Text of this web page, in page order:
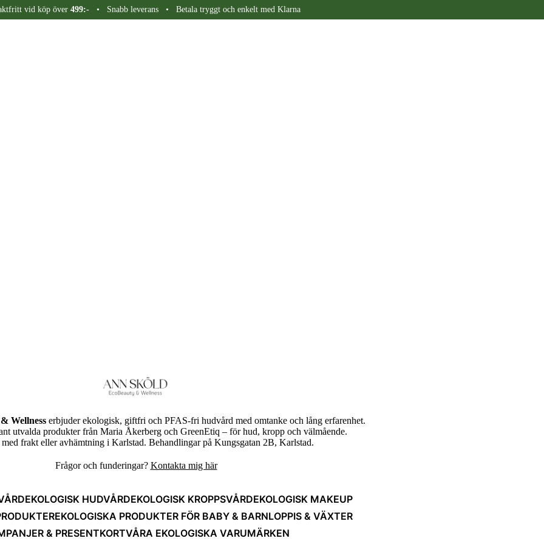
vid köp över 499:-• Snabb leverans • Betala tryggt och enkelt med Klarna
Wellness erbjuder ekologisk, giftfri och PFAS-fri hudvård med omtanke och lång erfarenhet.
utvalda produkter från Maria Åkerberg och GreenEtiq – för hud, kropp och välmående.
frakt eller avhämtning i Karlstad. Behandlingar på Kungsgatan 2B, Karlstad.
Frågor och funderingar? Kontakta mig här
EKOLOGISK HUDVÅRDEKOLOGISK KROPPSVÅRDEKOLOGISK MAKEUP
EKOLOGISKA PRODUKTER FÖR BABY & BARNLOPPIS & VÄXTER
& PRESENTKORTVÅRA EKOLOGISKA VARUMÄRKEN